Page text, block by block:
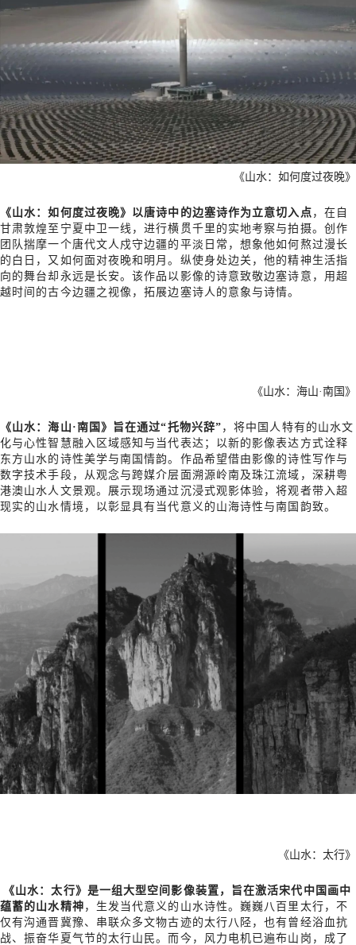
《山水：如何度过夜晚》
《山水：如何度过夜晚》以唐诗中的边塞诗作为立意切入点 ，在自
甘肃敦煌至宁夏中卫一线，进行横贯千里的实地考察与拍摄。创作
团队揣摩一个唐代文人戍守边疆的平淡日常，想象他如何熬过漫长
的白日，又如何面对夜晚和明月。纵使身处边关，他的精神生活指
向的舞台却永远是长安。该作品以影像的诗意致敬边塞诗意，用超
越时间的古今边疆之视像，拓展边塞诗人的意象与诗情。
《山水：海山·南国》
《山水：海山·南国》旨在通过“托物兴辞” ，将中国人特有的山水文
化与心性智慧融入区域感知与当代表达；以新的影像表达方式诠释
东方山水的诗性美学与南国情韵。作品希望借由影像的诗性写作与
数字技术手段，从观念与跨媒介层面溯源岭南及珠江流域，深耕粤
港澳山水人文景观。展示现场通过沉浸式观影体验，将观者带入超
现实的山水情境，以彰显具有当代意义的山海诗性与南国韵致。
《山水：太行》
《山水：太行》是一组大型空间影像装置，旨在激活宋代中国画中
蕴蓄的山水精神 ，生发当代意义的山水诗性。巍巍八百里太行，不
仅有沟通晋冀豫、串联众多文物古迹的太行八陉，也有曾经浴血抗
战、振奋华夏气节的太行山民。而今，风力电机已遍布山岗，成了